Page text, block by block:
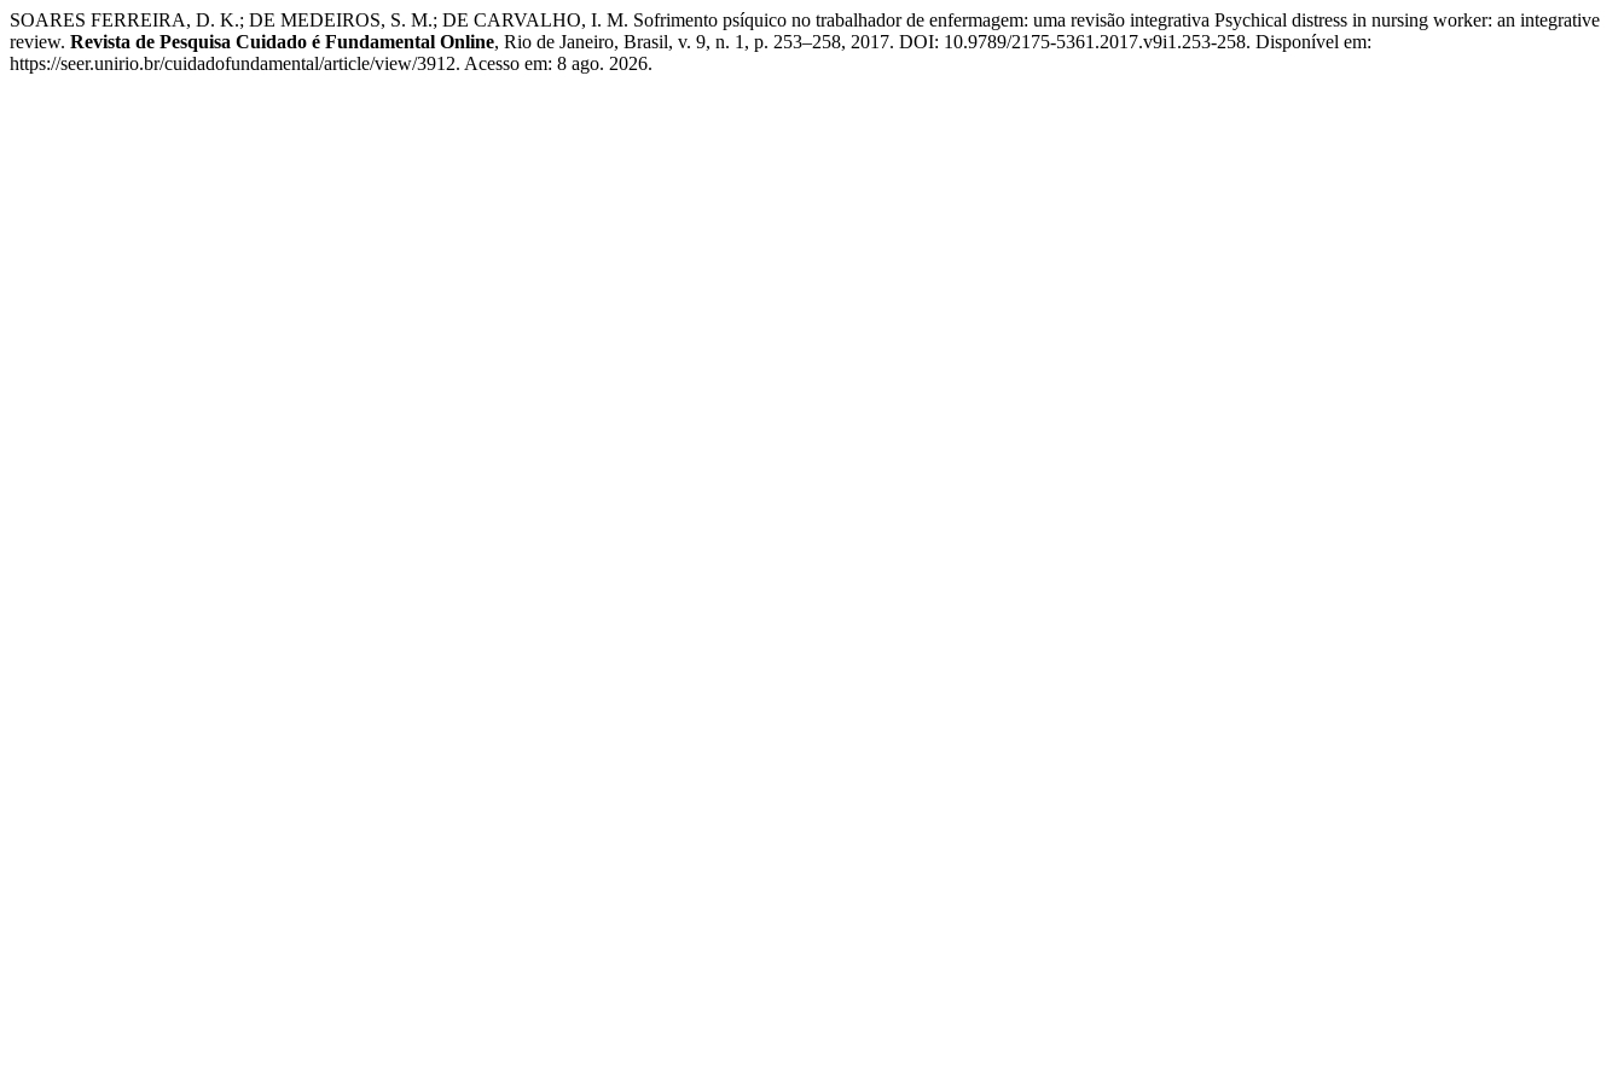
SOARES FERREIRA, D. K.; DE MEDEIROS, S. M.; DE CARVALHO, I. M. Sofrimento psíquico no trabalhador de enfermagem: uma revisão integrativa Psychical distress in nursing worker: an integrative
review. Revista de Pesquisa Cuidado é Fundamental Online, Rio de Janeiro, Brasil, v. 9, n. 1, p. 253–258, 2017. DOI: 10.9789/2175-5361.2017.v9i1.253-258. Disponível em:
https://seer.unirio.br/cuidadofundamental/article/view/3912. Acesso em: 8 ago. 2026.